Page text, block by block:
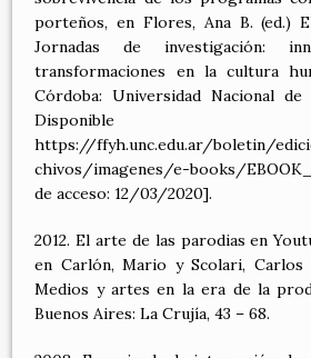
porteños, en Flores, Ana B. (ed.)
Jornadas de investigación:
transformaciones en la cultura
Córdoba: Universidad Nacional
https://ffyh.unc.edu.ar/boletin/
chivos/imagenes/e-books/
de acceso: 12/03/2020].
2012. El arte de las parodias en
en Carlón, Mario y Scolari, Carlos
Medios y artes en la era de la
Buenos Aires: La Crujía, 43 – 68.